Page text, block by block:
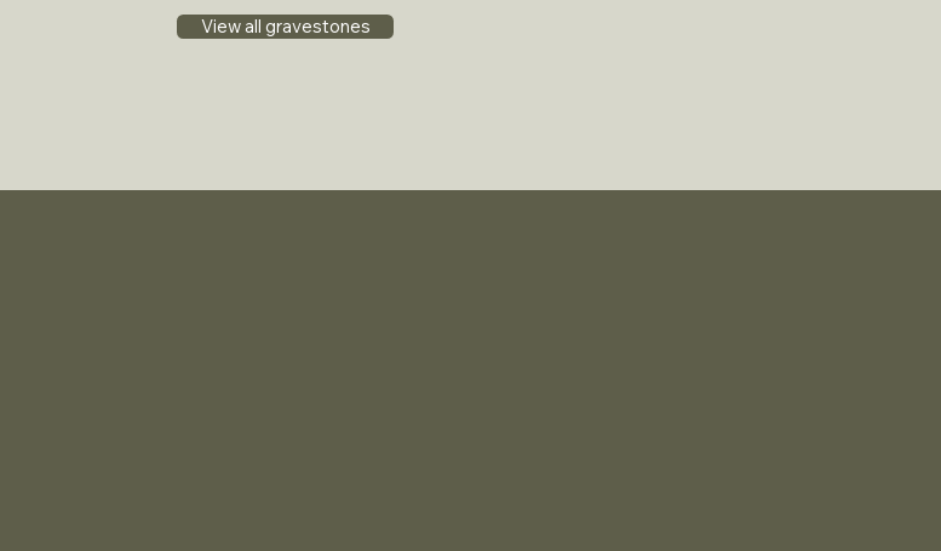
View all gravestones